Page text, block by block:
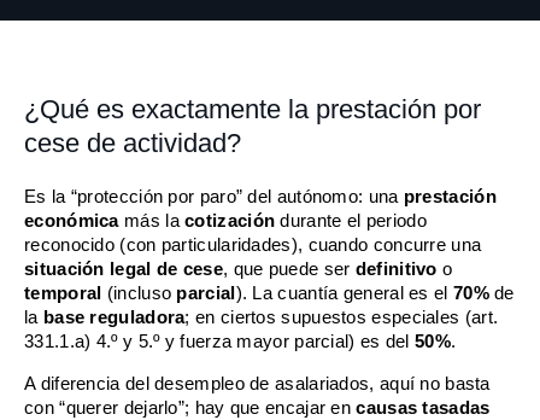
¿Qué es exactamente la prestación por
cese de actividad?
Es la “protección por paro” del autónomo: una prestación
económicamás lacotización durante el periodo
reconocido (con particularidades), cuando concurre una
situación legal de cese, que puede ser definitivo o
temporal (incluso parcial). La cuantía general es el 70%de
la base reguladora; en ciertos supuestos especiales (art.
331.1.a) 4.º y 5.º y fuerza mayor parcial) es del 50%.
A diferencia del desempleo de asalariados, aquí no basta
con “querer dejarlo”; hay que encajar encausas tasadas